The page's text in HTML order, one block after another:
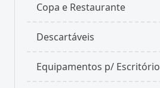
Copa e Restaurante
Descartáveis
Equipamentos p/ Escritório